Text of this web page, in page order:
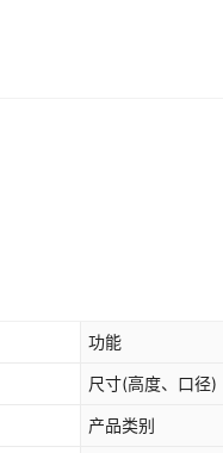
功能
尺寸(高度、口径)
产品类别